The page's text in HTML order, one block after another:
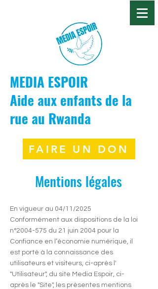
MEDIA ESPOIR
Aide aux enfants de la
rue au Rwanda
FAIRE UN DON
Mentions légales
En vigueur au 04/11/2025
Conformément aux dispositions de la loi
n°2004-575 du 21 juin 2004 pour la
Confiance en l’économie numérique, il
est porté à la connaissance des
utilisateurs et visiteurs, ci-après l'
"Utilisateur", du site Media Espoir, ci-
après le "Site", les présentes mentions